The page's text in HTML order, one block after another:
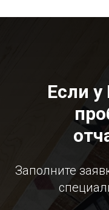
Если у
Заполните